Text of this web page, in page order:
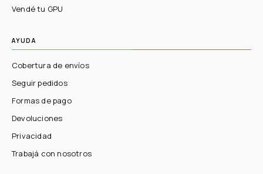
Vendé tu GPU
AYUDA
Cobertura de envíos
Seguir pedidos
Formas de pago
Devoluciones
Privacidad
Trabajá con nosotros